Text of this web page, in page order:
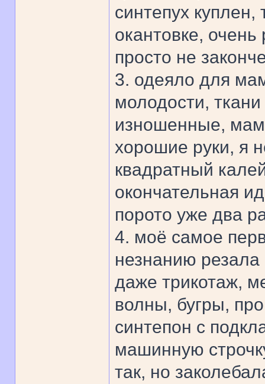
синтепух
окантовке,
просто не
3. одеяло для
молодости,
изношенные,
хорошие руки, я
квадратный
окончательная
порото уже два
4. моё самое
незнанию резала
даже трикотаж,
волны, бугры,
синтепон с
машинную
так, но